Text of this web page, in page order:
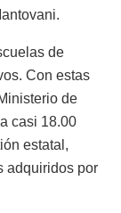
de
Con estas
de
casi 18.00
estatal,
adquiridos por